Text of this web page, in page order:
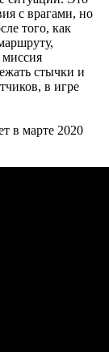
с врагами, но
того, как
миссия
стычки и
в игре
в марте 2020